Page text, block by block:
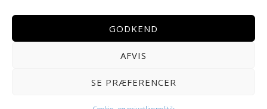
GODKEND
AFVIS
SE PRÆFERENCER
Copyright © 2026 Helmenkamp PHOTOGRAPHY ·